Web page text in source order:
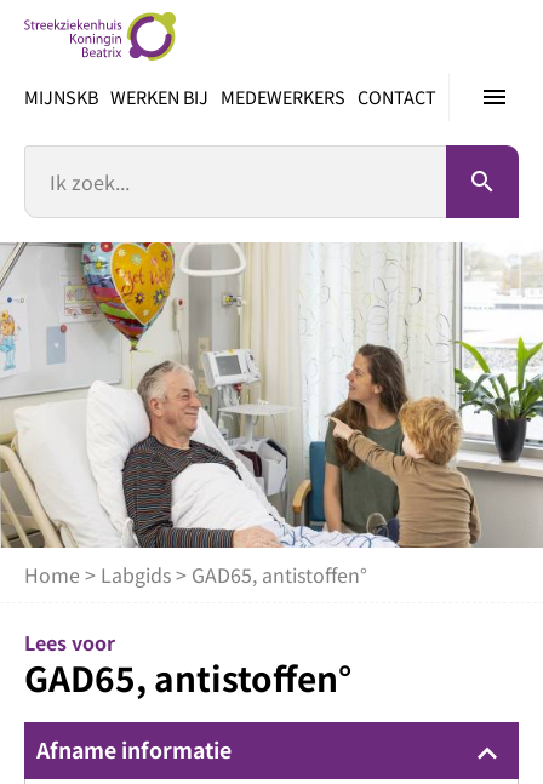
inhoud
menu
MIJNSKB WERKEN BIJ MEDEWERKERS CONTACT
search
Home > Labgids> GAD65, antistoffen°
Lees voor
GAD65, antistoffen°
Afname informatie keyboard_arrow_up